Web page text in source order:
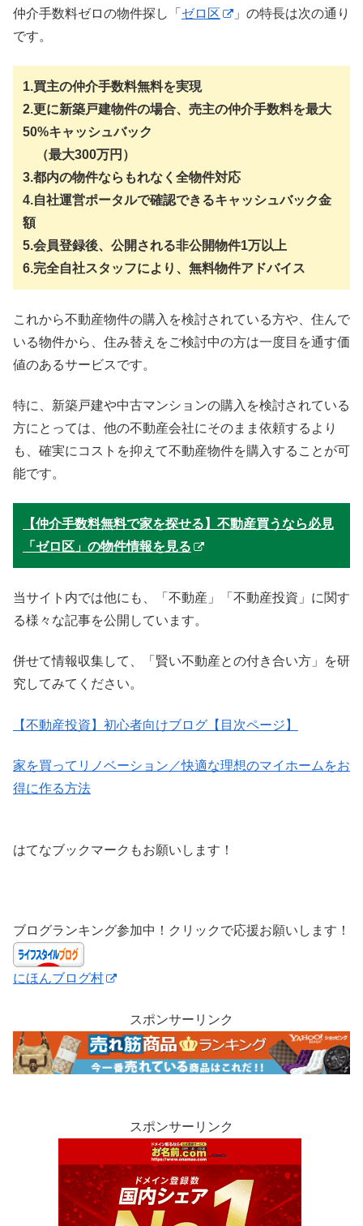
仲介手数料ゼロの物件探し「 ゼロ区
」の特長は次の通り
です。
1.買主の仲介手数料無料を実現
2.更に新築戸建物件の場合、売主の仲介手数料を最大
50%キャッシュバック
（最大300万円）
3.都内の物件ならもれなく全物件対応
4.自社運営ポータルで確認できるキャッシュバック金
額
5.会員登録後、公開される非公開物件1万以上
6.完全自社スタッフにより、無料物件アドバイス
これから不動産物件の購入を検討されている方や、住んで
いる物件から、住み替えをご検討中の方は一度目を通す価
値のあるサービスです。
特に、新築戸建や中古マンションの購入を検討されている
方にとっては、他の不動産会社にそのまま依頼するより
も、確実にコストを抑えて不動産物件を購入することが可
能です。
【仲介手数料無料で家を探せる】不動産買うなら必見
「ゼロ区」の物件情報を見る
当サイト内では他にも、「不動産」「不動産投資」に関す
る様々な記事を公開しています。
併せて情報収集して、「賢い不動産との付き合い方」を研
究してみてください。
【不動産投資】初心者向けブログ【目次ページ】
家を買ってリノベーション／快適な理想のマイホームをお
得に作る方法
はてなブックマークもお願いします！
ブログランキング参加中！クリックで応援お願いします！
にほんブログ村
スポンサーリンク
スポンサーリンク